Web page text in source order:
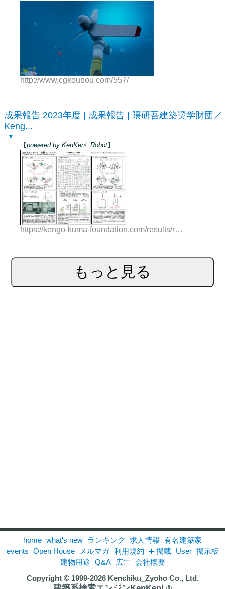
http://www.cgkoubou.com/557/
成果報告 2023年度 | 成果報告 | 隈研吾建築奨学財団／
Keng...
▼
【powered by KenKen!_Robot】
https://kengo-kuma-foundation.com/results/results-2023/
もっと見る
home what's new ランキング 求人情報 有名建築家
events Open House メルマガ 利用規約 ➕ 掲載 User 掲示板
建物用途 Q&A 広告 会社概要
Copyright © 1999-2026 Kenchiku_Zyoho Co., Ltd.